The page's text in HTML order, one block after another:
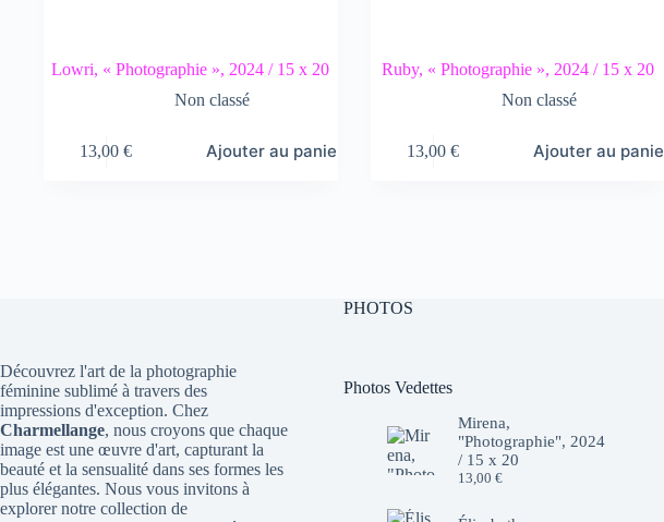
Lowri, « Photographie », 2024 / 15 x 20
Non classé
13,00€ Ajouter au panier
Ruby, « Photographie », 2024 / 15 x 20
Non classé
13,00€ Ajouter au panier
Découvrez l'art de la photographie
féminine sublimé à travers des
impressions d'exception. Chez
Charmellange, nous croyons que chaque
image est une œuvre d'art, capturant la
beauté et la sensualité dans ses formes les
plus élégantes. Nous vous invitons à
explorer notre collection de
PHOTOS
Photos Vedettes
Mirena,
"Photographie", 2024
/ 15 x 20
13,00 €